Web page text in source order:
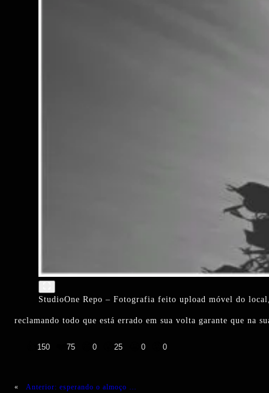
StudioOne Repo – Fotografia feito upload móvel do
reclamando todo que está errado em sua volta garante que
150 75 0 25 0 0
« Anterior: esperando o almoço …